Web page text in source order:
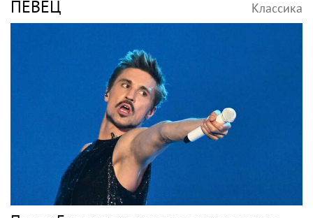
Игорь Бутман и Shaman представят новую
премьеру 27 октября